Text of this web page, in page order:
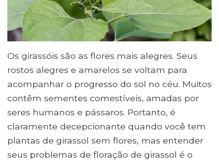
Os girassóis são as flores mais alegres. Seus
rostos alegres e amarelos se voltam para
acompanhar o progresso do sol no céu. Muitos
contêm sementes comestíveis, amadas por
seres humanos e pássaros. Portanto, é
claramente decepcionante quando você tem
plantas de girassol sem flores, mas entender
seus problemas de floração de girassol é o